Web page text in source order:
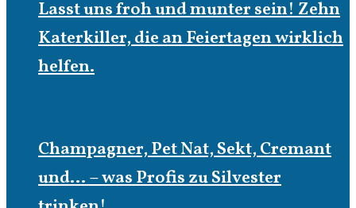
Lasst uns froh und munter sein! Zehn
Katerkiller, die an Feiertagen wirklich
helfen.
Champagner, Pet Nat, Sekt, Cremant
und… – was Profis zu Silvester